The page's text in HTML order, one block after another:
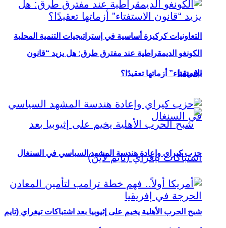
التعاونيات كركيزة أساسية في إستراتيجيات التنمية المحلية
بإفريقيا
شبح الحرب الأهلية يخيم على إثيوبيا بعد اشتباكات تيغراي (تايم
الكونغو الديمقراطية عند مفترق طرق: هل يزيد “قانون
الاستفتاء” أزماتها تعقيدًا؟
حزب كيراي وإعادة هندسة المشهد السياسي في السنغال